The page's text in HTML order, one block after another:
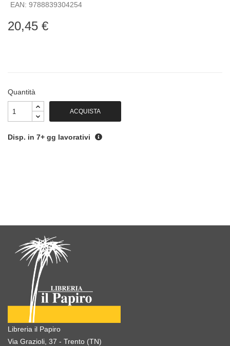
EAN: 9788839304254
20,45 €
Quantità
ACQUISTA
Disp. in 7+ gg lavorativi
Libreria il Papiro
Via Grazioli, 37 - Trento (TN)